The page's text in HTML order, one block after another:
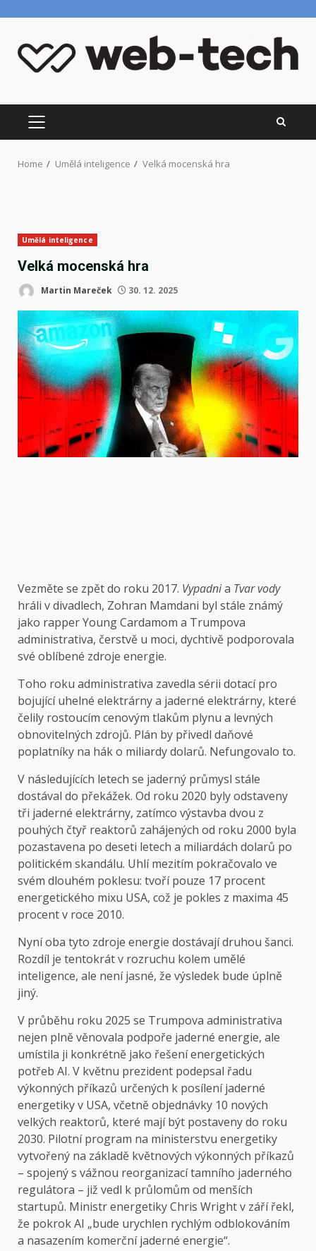
content
PRIMARY
MENU
Home Umělá inteligence Velká mocenská hra
Umělá inteligence
Velká mocenská hra
Martin Mareček 30. 12. 2025
Vezměte se zpětdo roku 2017. Vypadnia Tvar vody
hráli v divadlech, Zohran Mamdani byl stále známý
jako rapper Young Cardamom a Trumpova
administrativa, čerstvě u moci, dychtivě podporovala
své oblíbené zdroje energie.
Toho roku administrativa zavedla sérii dotací pro
bojující uhelné elektrárny a jaderné elektrárny, které
čelily rostoucím cenovým tlakům plynu a levných
obnovitelných zdrojů. Plán by přivedl daňové
poplatníky na hák o miliardy dolarů. Nefungovalo to.
V následujících letech se jaderný průmysl stále
dostával do překážek. Od roku 2020 byly odstaveny
tři jaderné elektrárny, zatímco výstavba dvou z
pouhých čtyř reaktorů zahájených od roku 2000 byla
pozastavena po deseti letech a miliardách dolarů po
politickém skandálu. Uhlí mezitím pokračovalo ve
svém dlouhém poklesu: tvoří pouze 17 procent
energetického mixu USA, což je pokles z maxima 45
procent v roce 2010.
Nyní oba tyto zdroje energie dostávají druhou šanci.
Rozdíl je tentokrát v rozruchu kolem umělé
inteligence, ale není jasné, že výsledek bude úplně
jiný.
V průběhu roku 2025 se Trumpova administrativa
nejen plně věnovala podpoře jaderné energie, ale
umístila ji konkrétně jako řešení energetických
potřeb AI. V květnu prezident podepsal řadu
výkonných příkazů určených k posílení jaderné
energetiky v USA, včetně objednávky 10 nových
velkých reaktorů, které mají být postaveny do roku
2030. Pilotní program na ministerstvu energetiky
vytvořený na základě květnových výkonných příkazů
– spojený s vážnou reorganizací tamního jaderného
regulátora – již vedl k průlomům od menších
startupů. Ministr energetiky Chris Wright v září řekl,
že pokrok AI „bude urychlen rychlým odblokováním
a nasazením komerční jaderné energie“.